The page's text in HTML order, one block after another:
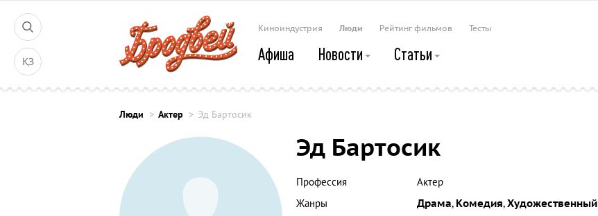
ҚЗ
Киноиндустрия Люди Рейтинг фильмов Тесты
Афиша Новости Статьи
Люди Актер Эд Бартосик
Эд Бартосик
Профессия
Актер
Жанры
Драма, Комедия,Художественный